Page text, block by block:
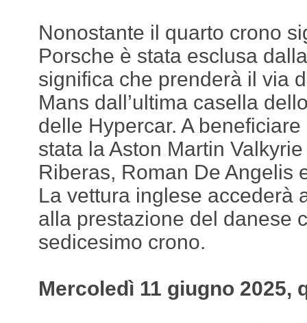
Nonostante il quarto crono
Porsche è stata esclusa
significa che prenderà il via
Mans dall’ultima casella
delle Hypercar. A
stata la Aston Martin
Riberas, Roman De Angelis
La vettura inglese accederà
alla prestazione del danese
sedicesimo crono.
Mercoledì 11 giugno 2025,